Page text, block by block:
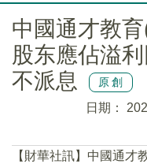
中國通才教
股东應佔溢
不派息
原創
日期：
【財華社訊】中國通才